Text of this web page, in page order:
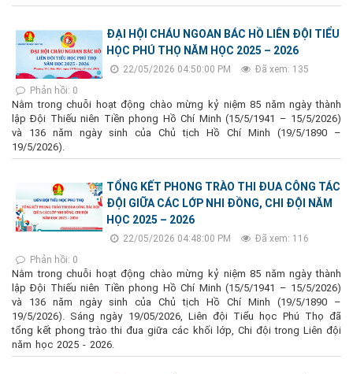
ĐẠI HỘI CHÁU NGOAN BÁC HỒ LIÊN ĐỘI TIỂU
HỌC PHÚ THỌ NĂM HỌC 2025 – 2026
22/05/2026 04:50:00 PM
Đã xem: 135
Phản hồi: 0
Nằm trong chuỗi hoạt động chào mừng kỷ niệm 85 năm ngày thành
lập Đội Thiếu niên Tiền phong Hồ Chí Minh (15/5/1941 – 15/5/2026)
và 136 năm ngày sinh của Chủ tịch Hồ Chí Minh (19/5/1890 –
19/5/2026).
TỔNG KẾT PHONG TRÀO THI ĐUA CÔNG TÁC
ĐỘI GIỮA CÁC LỚP NHI ĐỒNG, CHI ĐỘI NĂM
HỌC 2025 – 2026
22/05/2026 04:48:00 PM
Đã xem: 116
Phản hồi: 0
Nằm trong chuỗi hoạt động chào mừng kỷ niệm 85 năm ngày thành
lập Đội Thiếu niên Tiền phong Hồ Chí Minh (15/5/1941 – 15/5/2026)
và 136 năm ngày sinh của Chủ tịch Hồ Chí Minh (19/5/1890 –
19/5/2026). Sáng ngày 19/05/2026, Liên đội Tiểu học Phú Thọ đã
tổng kết phong trào thi đua giữa các khối lớp, Chi đội trong Liên đội
năm học 2025 - 2026.